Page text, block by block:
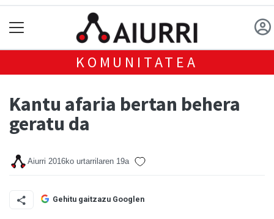
KOMUNITATEA
Kantu afaria bertan behera
geratu da
Aiurri 2016ko urtarrilaren 19a
Gehitu gaitzazu Googlen